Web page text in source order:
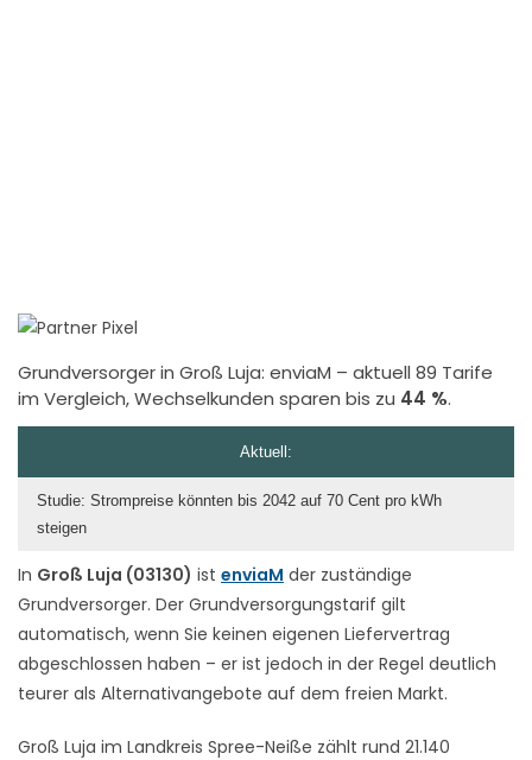
Grundversorger in Groß Luja: enviaM – aktuell 89 Tarife
im Vergleich, Wechselkunden sparen bis zu 44 %.
In Groß Luja (03130) ist enviaM der zuständige
Grundversorger. Der Grundversorgungstarif gilt
automatisch, wenn Sie keinen eigenen Liefervertrag
abgeschlossen haben – er ist jedoch in der Regel deutlich
teurer als Alternativangebote auf dem freien Markt.
Groß Luja im Landkreis Spree-Neiße zählt rund 21.140
Aktuell:
Studie: Strompreise könnten bis 2042 auf 70 Cent pro kWh
steigen